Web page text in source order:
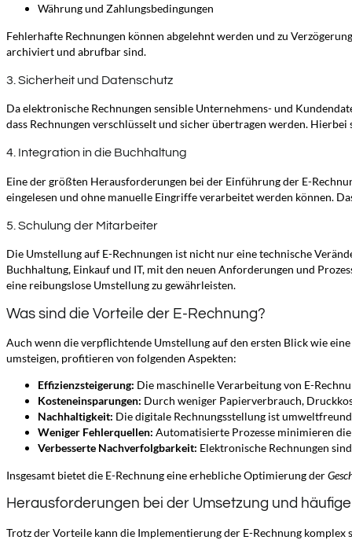
Währung und Zahlungsbedingungen
Fehlerhafte Rechnungen können abgelehnt werden und zu
archiviert und abrufbar sind.
3. Sicherheit und Datenschutz
Da elektronische Rechnungen sensible Unternehmens- und
dass Rechnungen verschlüsselt und sicher übertragen werden.
4. Integration in die Buchhaltung
Eine der größten Herausforderungen bei der Einführung der E-
eingelesen und ohne manuelle Eingriffe verarbeitet werden können.
5. Schulung der Mitarbeiter
Die Umstellung auf E-Rechnungen ist nicht nur eine technische
Buchhaltung, Einkauf und IT, mit den neuen Anforderungen und
eine reibungslose Umstellung zu gewährleisten.
Was sind die Vorteile der E-Rechnung?
Auch wenn die verpflichtende Umstellung auf den ersten Blick wie
umsteigen, profitieren von folgenden Aspekten:
Effizienzsteigerung: Die maschinelle Verarbeitung von E-
Kosteneinsparungen: Durch weniger Papierverbrauch,
Nachhaltigkeit: Die digitale Rechnungsstellung ist
Weniger Fehlerquellen: Automatisierte Prozesse minimieren
Verbesserte Nachverfolgbarkeit: Elektronische Rechnungen
Insgesamt bietet die E-Rechnung eine erhebliche Optimierung der
Herausforderungen bei der Umsetzung und
Trotz der Vorteile kann die Implementierung der E-Rechnung